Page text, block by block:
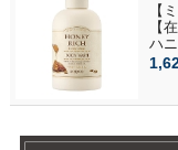
【
【
ハ